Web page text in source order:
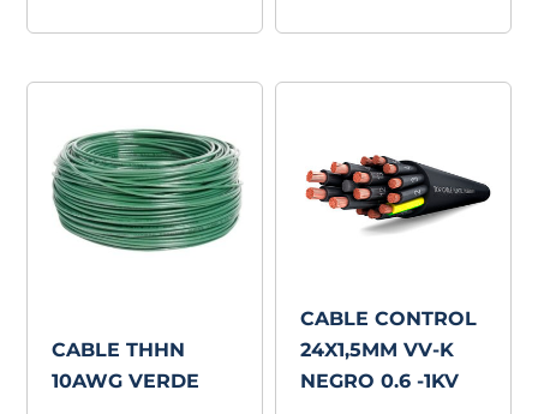
CABLE THHN
10AWG VERDE
CABLE CONTROL
24X1,5MM VV-K
NEGRO 0.6 -1KV